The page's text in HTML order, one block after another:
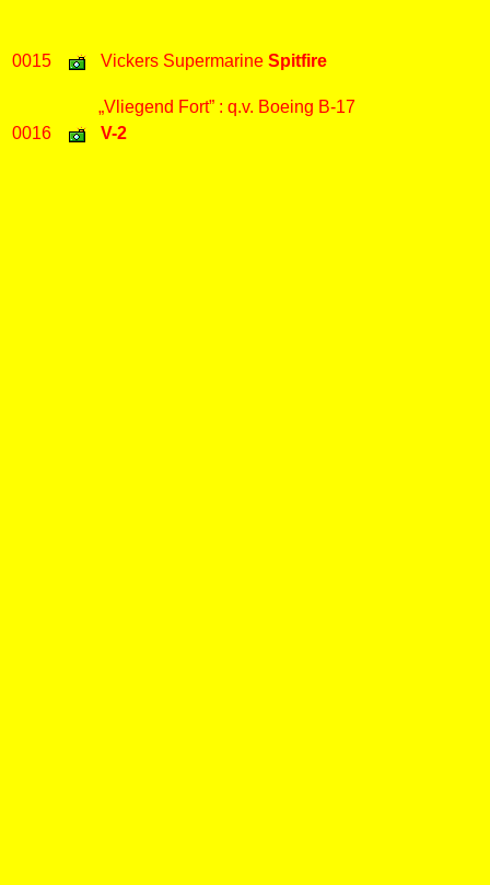
0015 Vickers Supermarine Spitfire
„Vliegend Fort” : q.v. Boeing B-17
0016
V-2